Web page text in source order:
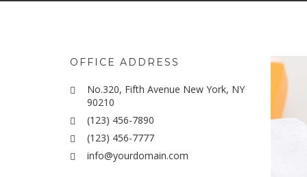
OFFICE ADDRESS
No.320, Fifth Avenue New York, NY
90210
(123) 456-7890
(123) 456-7777
info@yourdomain.com